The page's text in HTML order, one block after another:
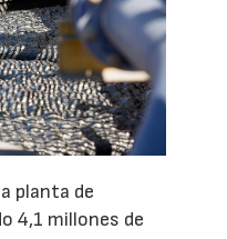
planta de
4,1 millones de